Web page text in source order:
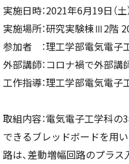
実施日時：2021年6月19日（土
実施場所：研究実験棟Ⅲ2階
参加者 ：理工学部電気電子
外部講師：コロナ禍で外部
工作指導：理工学部電気電
取組内容：電気電子工学科の
できるブレッドボードを用
路は、差動増幅回路のプラ